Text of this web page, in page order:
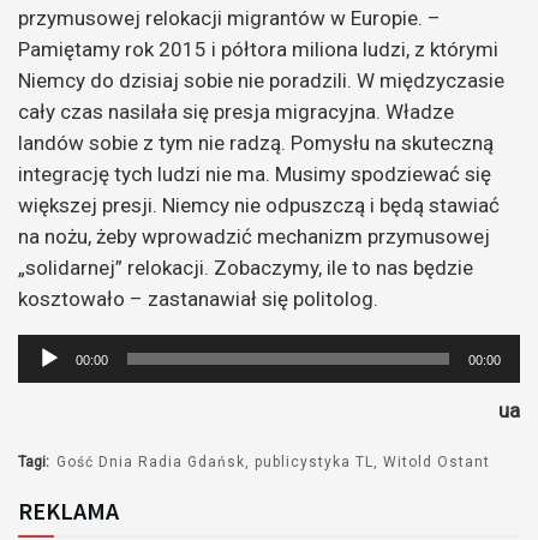
przymusowej relokacji migrantów w Europie. –
Pamiętamy rok 2015 i półtora miliona ludzi, z którymi
Niemcy do dzisiaj sobie nie poradzili. W międzyczasie
cały czas nasilała się presja migracyjna. Władze
landów sobie z tym nie radzą. Pomysłu na skuteczną
integrację tych ludzi nie ma. Musimy spodziewać się
większej presji. Niemcy nie odpuszczą i będą stawiać
na nożu, żeby wprowadzić mechanizm przymusowej
„solidarnej” relokacji. Zobaczymy, ile to nas będzie
kosztowało – zastanawiał się politolog.
Odtwarzacz
plików
00:00 00:00
ua
Tagi: Gość Dnia Radia Gdańsk publicystyka TL Witold Ostant
REKLAMA